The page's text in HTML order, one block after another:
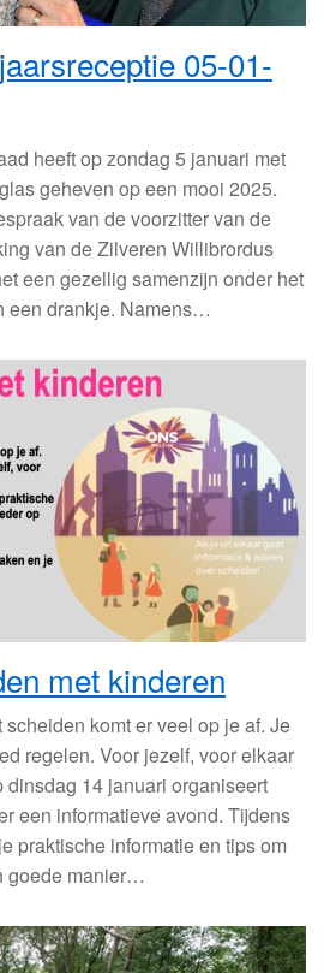
05-01-
heeft op zondag 5 januari met
geheven op een mooi 2025.
van de voorzitter van de
van de Zilveren Willibrordus
een gezellig samenzijn onder het
een drankje. Namens…
met kinderen
komt er veel op je af. Je
regelen. Voor jezelf, voor elkaar
dinsdag 14 januari organiseert
een informatieve avond. Tijdens
praktische informatie en tips om
goede manier…